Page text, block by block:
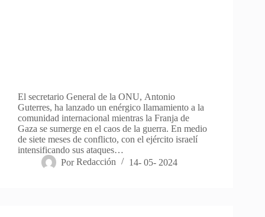
El secretario General de la ONU, Antonio
Guterres, ha lanzado un enérgico llamamiento a la
comunidad internacional mientras la Franja de
Gaza se sumerge en el caos de la guerra. En medio
de siete meses de conflicto, con el ejército israelí
intensificando sus ataques…
Por Redacción 14- 05- 2024